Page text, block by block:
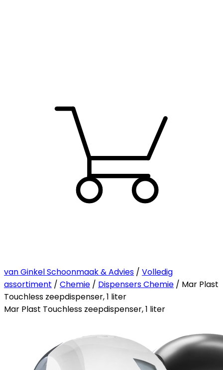
van Ginkel Schoonmaak & Advies / Volledig
assortiment / Chemie / Dispensers Chemie / Mar Plast
Touchless zeepdispenser, 1 liter
Mar Plast Touchless zeepdispenser, 1 liter